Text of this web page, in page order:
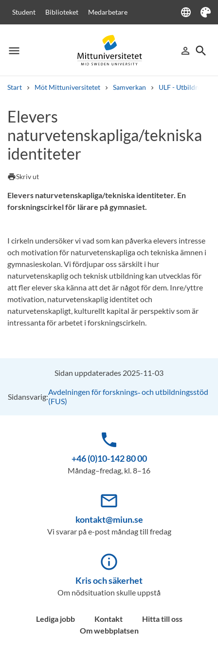
Student Biblioteket Medarbetare language
Language
Tema
menu
Meny person_outline
Logga in
search
Sök
Start Möt Mittuniversitetet Samverkan ULF - Utbildning,
Andra söktjänster
Kurser och program Kursplaner VälkomstbrevPersonal
Lediga jobb
Elevers
naturvetenskapliga/tekniska
identiteter
printSkriv ut
Elevers naturvetenskapliga/tekniska identiteter. En
forskningscirkel för lärare på gymnasiet.
I cirkeln undersöker vi vad som kan påverka elevers intresse
och motivation för naturvetenskapliga och tekniska ämnen i
gymnasieskolan. Vi fördjupar oss särskilt i hur
naturvetenskaplig och teknisk utbildning kan utvecklas för
att fler elever ska känna att det är något för dem. Inre/yttre
motivation, naturvetenskaplig identitet och
naturvetenskapligt, kulturellt kapital är perspektiv som är
intressanta för arbetet i forskningscirkeln.
Sidan uppdaterades 2025-11-03
Sidansvarig:Avdelningen för forsknings‑ och utbildningsstöd
(FUS)
phone
+46 (0)10-142 80 00
Måndag–fredag, kl. 8–16
mail_outline
kontakt@miun.se
Vi svarar på e-post måndag till fredag
info_outline
Kris och säkerhet
Om nödsituation skulle uppstå
Lediga jobb Kontakt
Hitta till oss
Om webbplatsen